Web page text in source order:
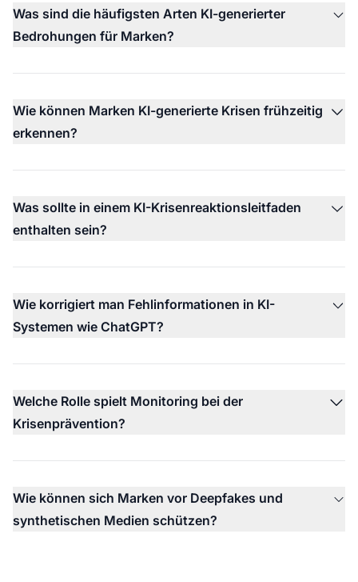
Was sind die häufigsten Arten KI-generierter
Bedrohungen für Marken?
Wie können Marken KI-generierte Krisen frühzeitig
erkennen?
Was sollte in einem KI-Krisenreaktionsleitfaden
enthalten sein?
Wie korrigiert man Fehlinformationen in KI-
Systemen wie ChatGPT?
Welche Rolle spielt Monitoring bei der
Krisenprävention?
Wie können sich Marken vor Deepfakes und
synthetischen Medien schützen?